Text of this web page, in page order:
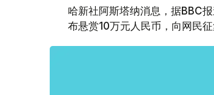
哈新社阿斯塔纳消息，据BBC
布悬赏10万元人民币，向网民征